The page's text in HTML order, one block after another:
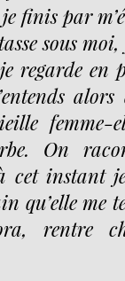
finis par
sous
regarde en
alors
On
cet instant
qu’elle me
rentre